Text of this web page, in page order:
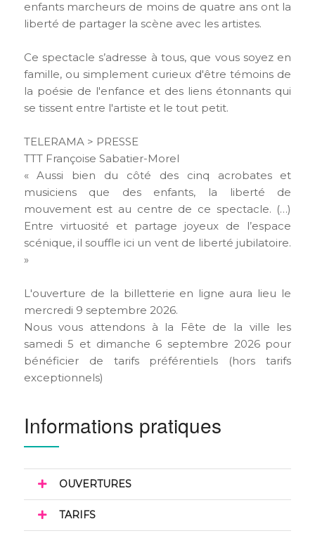
enfants marcheurs de moins de quatre ans ont la
liberté de partager la scène avec les artistes.
Ce spectacle s’adresse à tous, que vous soyez en
famille, ou simplement curieux d'être témoins de
la poésie de l'enfance et des liens étonnants qui
se tissent entre l'artiste et le tout petit.
TELERAMA > PRESSE
TTT Françoise Sabatier-Morel
« Aussi bien du côté des cinq acrobates et
musiciens que des enfants, la liberté de
mouvement est au centre de ce spectacle. (…)
Entre virtuosité et partage joyeux de l’espace
scénique, il souffle ici un vent de liberté jubilatoire.
»
L'ouverture de la billetterie en ligne aura lieu le
mercredi 9 septembre 2026.
Nous vous attendons à la Fête de la ville les
samedi 5 et dimanche 6 septembre 2026 pour
bénéficier de tarifs préférentiels (hors tarifs
exceptionnels)
Informations pratiques
OUVERTURES
TARIFS